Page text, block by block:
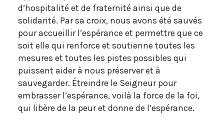
d’hospitalité et de fraternité ainsi que de
solidarité. Par sa croix, nous avons été sauvés
pour accueillir l’espérance et permettre que ce
soit elle qui renforce et soutienne toutes les
mesures et toutes les pistes possibles qui
puissent aider à nous préserver et à
sauvegarder. Étreindre le Seigneur pour
embrasser l’espérance, voilà la force de la foi,
qui libère de la peur et donne de l’espérance.